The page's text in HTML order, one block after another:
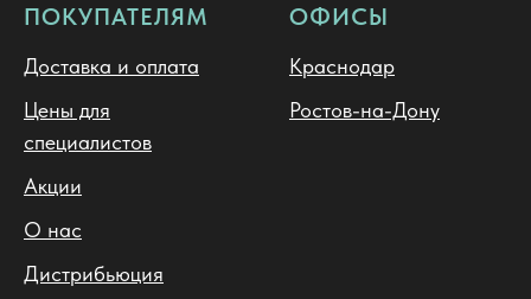
ПОКУПАТЕЛЯМ
Доставка и оплата
Цены для
специалистов
Акции
О нас
Дистрибьюция
ОФИСЫ
Краснодар
Ростов-на-Дону